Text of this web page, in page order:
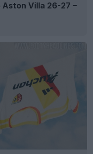
Villa 26-27 –